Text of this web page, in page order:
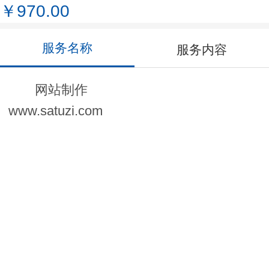
￥970.00
服务名称 服务内容
网站制作
www.satuzi.com